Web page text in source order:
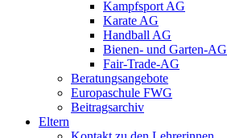
Kampfsport AG
Karate AG
Handball AG
Bienen- und Garten-AG
Fair-Trade-AG
Beratungsangebote
Europaschule FWG
Beitragsarchiv
Eltern